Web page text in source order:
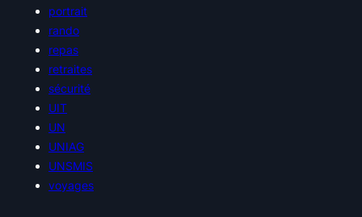
portrait
rando
repas
retraites
sécurité
UIT
UN
UNIAG
UNSMIS
voyages